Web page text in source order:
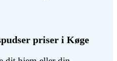
priser i Køge